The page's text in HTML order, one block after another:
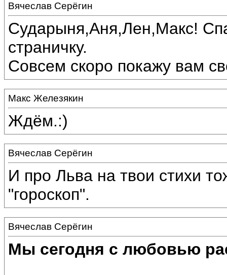
Вячеслав Серёгин
Сударыня,Аня,Лен,Макс!
страничку.
Совсем скоро покажу вам
Макс Железякин
Ждём.:)
Вячеслав Серёгин
И про Льва на твои стихи
"гороскоп".
Вячеслав Серёгин
Мы сегодня с любовью